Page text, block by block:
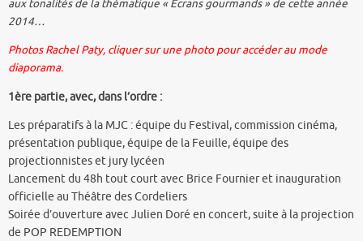
aux tonalités de la thématique « Ecrans gourmands » de cette année
2014…
Photos Rachel Paty, cliquer sur une photo pour accéder au mode
diaporama.
1ère partie, avec, dans l’ordre :
Les préparatifs à la MJC : équipe du Festival, commission cinéma,
présentation publique, équipe de la Feuille, équipe des
projectionnistes et jury lycéen
Lancement du 48h tout court avec Brice Fournier et inauguration
officielle au Théâtre des Cordeliers
Soirée d’ouverture avec Julien Doré en concert, suite à la projection
de POP REDEMPTION